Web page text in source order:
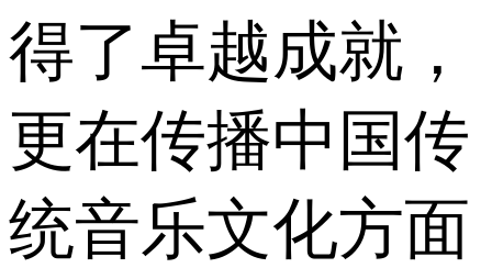
得了卓越成就，
更在传播中国传
统音乐文化方面